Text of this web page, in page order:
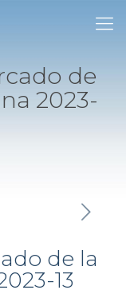
de
2023-
de la
13